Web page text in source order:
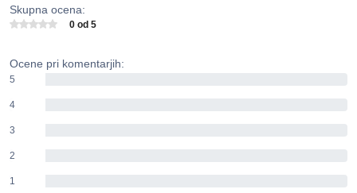
Skupna ocena:
0 od 5
Ocene pri komentarjih:
5
4
3
2
1